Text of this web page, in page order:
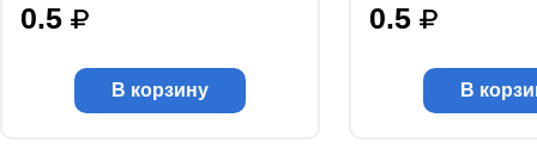
0.5
В корзину
0.5
В